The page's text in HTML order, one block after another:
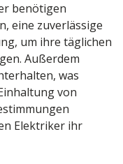
benötigen
eine zuverlässige
um ihre täglichen
Außerdem
was
von
Elektriker ihr